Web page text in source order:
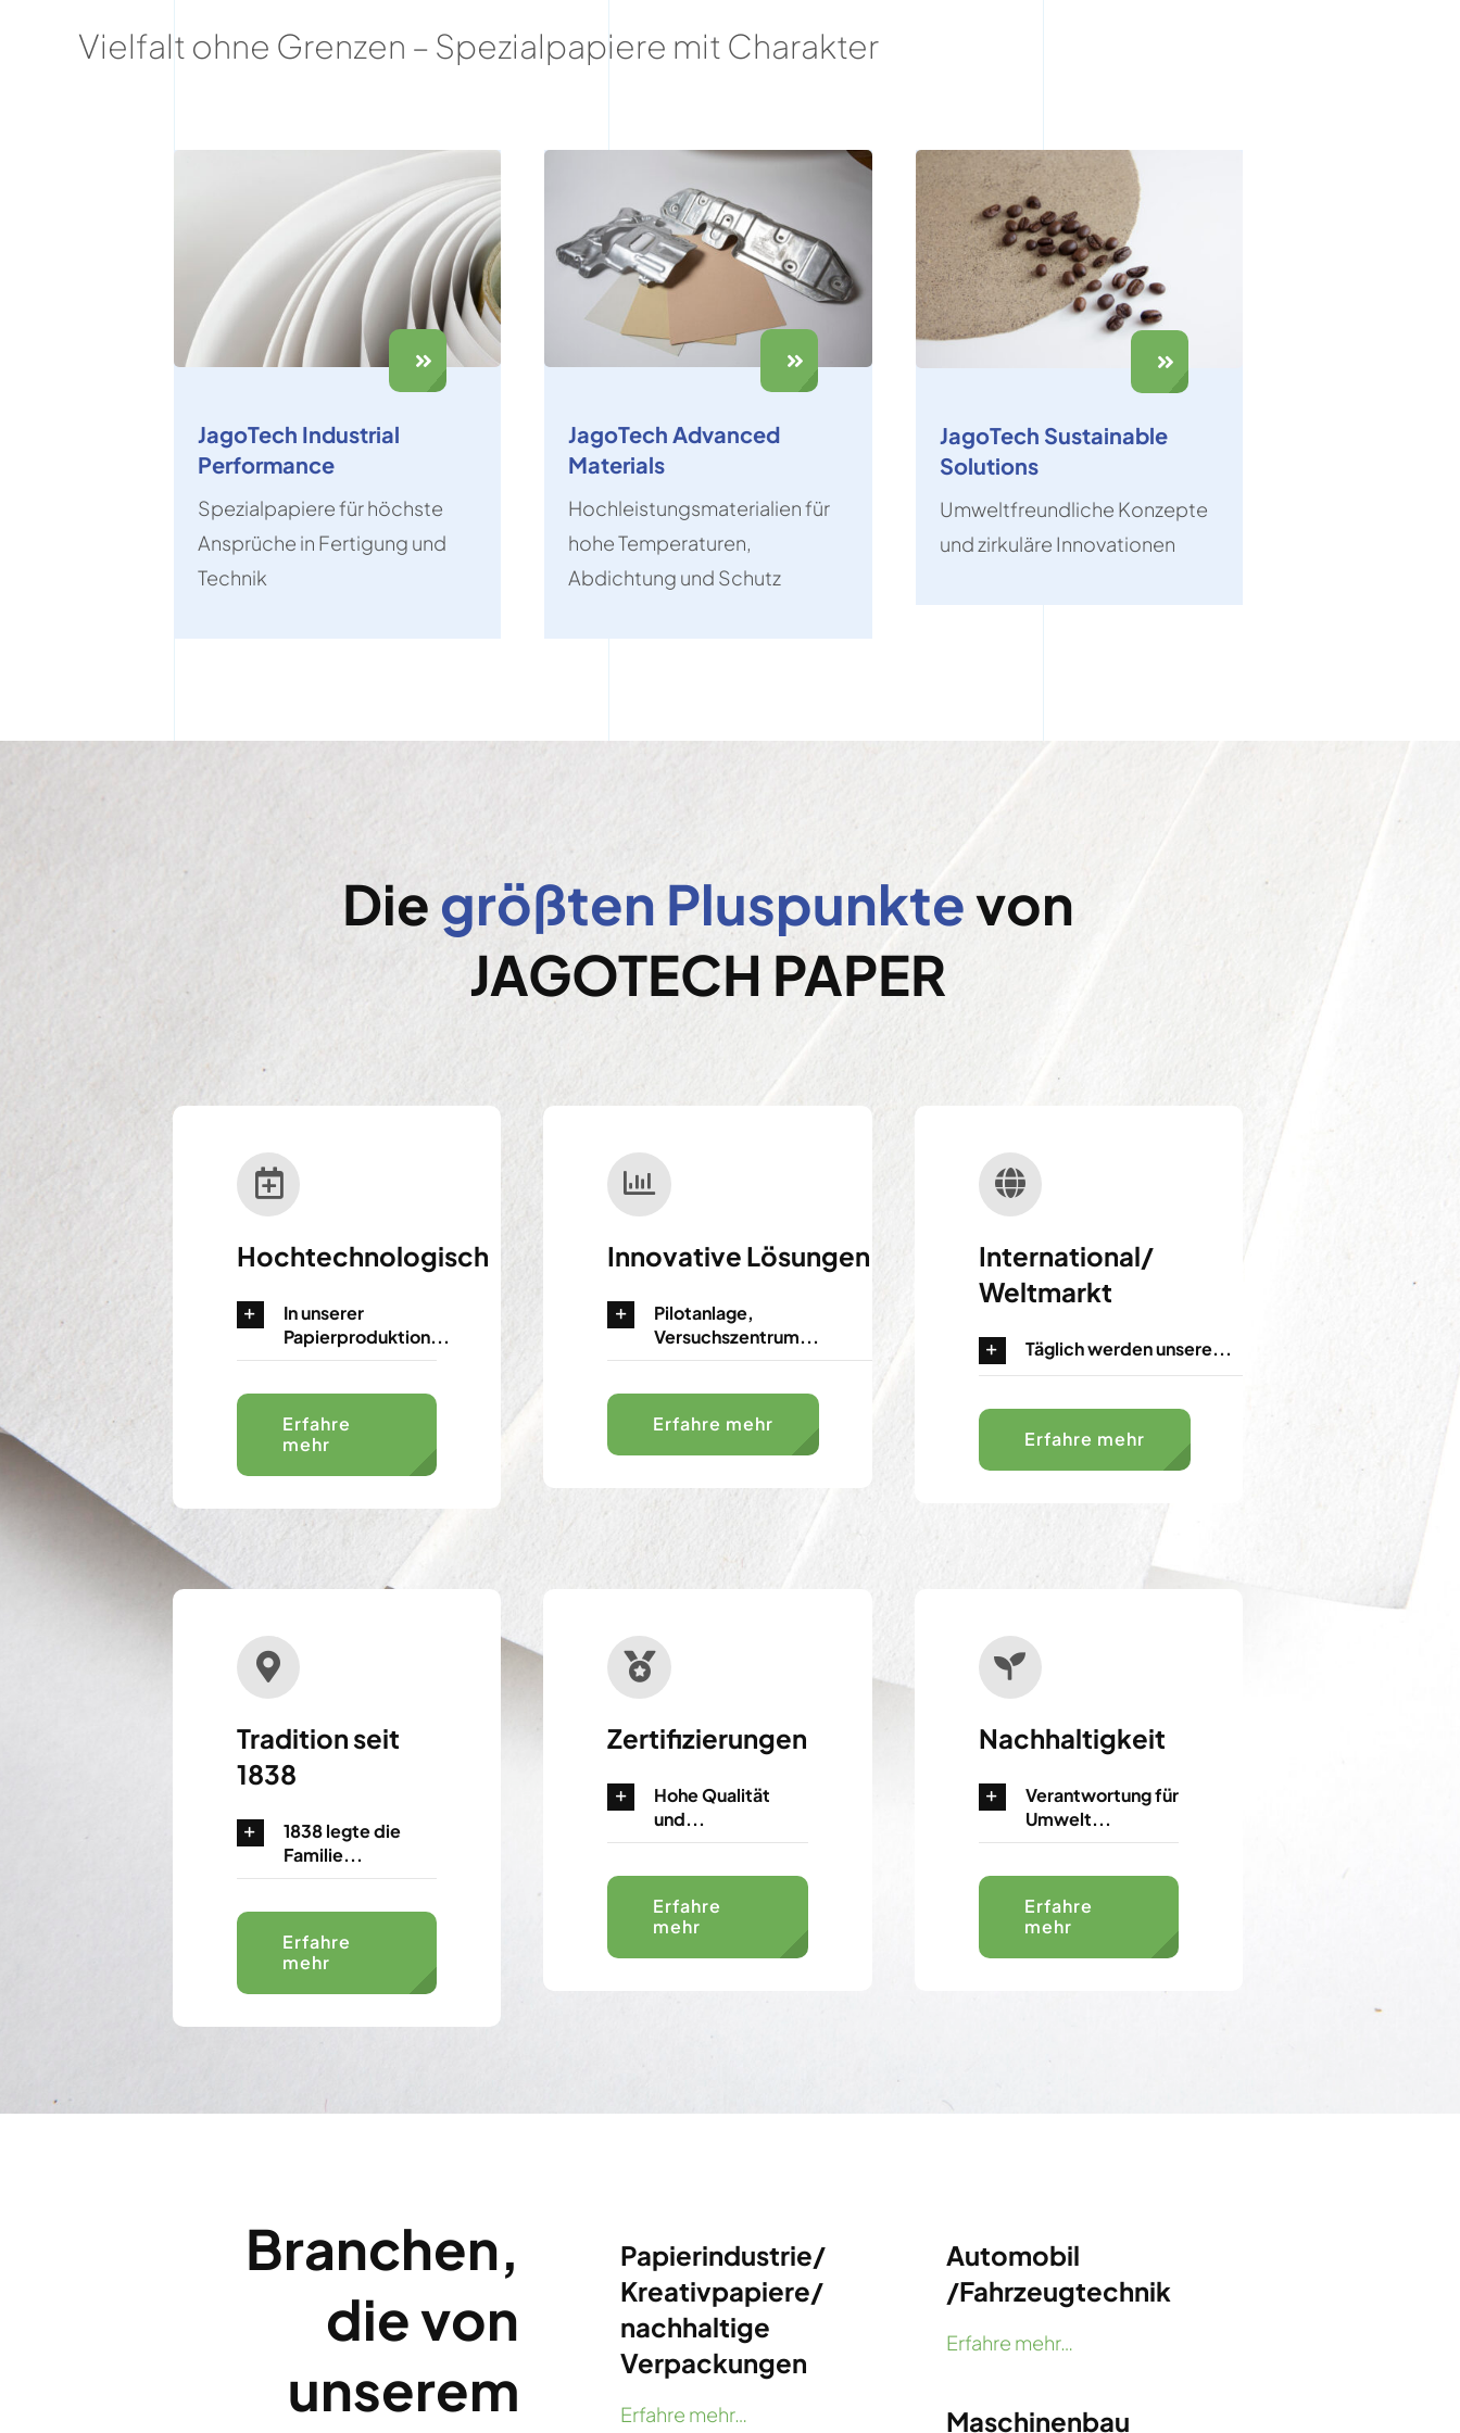
Vielfalt ohne Grenzen – Spezialpapiere mit Charakter
JagoTech Industrial
Performance
Spezialpapiere für höchste
Ansprüche in Fertigung und
Technik
JagoTech Advanced
Materials
Hochleistungsmaterialien für
hohe Temperaturen,
Abdichtung und Schutz
JagoTech Sustainable
Solutions
Umweltfreundliche Konzepte
und zirkuläre Innovationen
Die größten Pluspunktevon
JAGOTECH PAPER
Hochtechnologisch
In unserer
Papierproduktion...
Erfahre
mehr
Innovative Lösungen
Pilotanlage,
Versuchszentrum...
Erfahre mehr
International/
Weltmarkt
Täglich werden unsere...
Erfahre mehr
Tradition seit
1838
1838 legte die
Familie...
Erfahre
mehr
Zertifizierungen
Hohe Qualität
und...
Erfahre
mehr
Nachhaltigkeit
Verantwortung für
Umwelt...
Erfahre
mehr
Branchen,
die von
unserem
Papierindustrie/
Kreativpapiere/
nachhaltige
Verpackungen
Erfahre mehr…
Automobil
/Fahrzeugtechnik
Erfahre mehr…
Maschinenbau